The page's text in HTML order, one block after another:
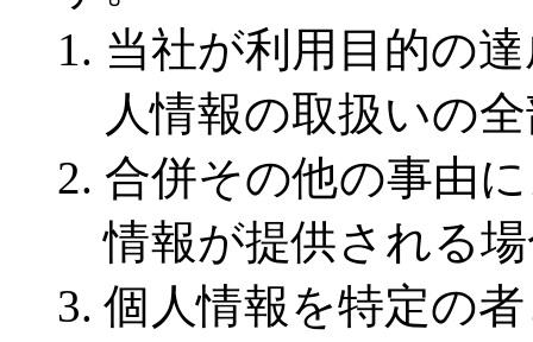
当社が利用目的の
人情報の取扱いの
合併その他の事由
情報が提供される
個人情報を特定の